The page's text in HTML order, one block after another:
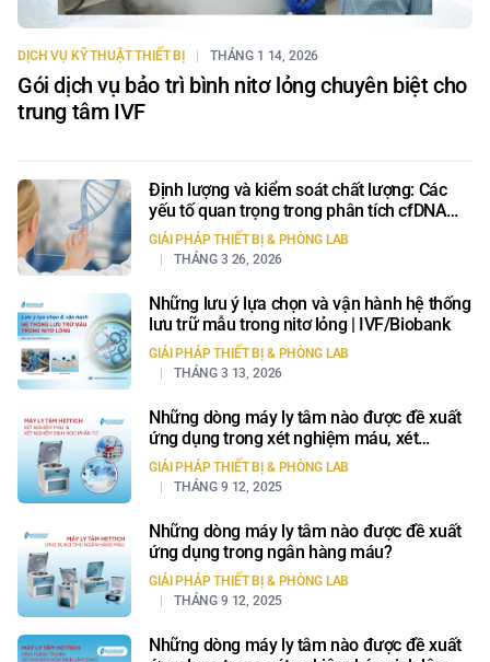
DỊCH VỤ KỸ THUẬT THIẾT BỊ THÁNG 1 14, 2026
Gói dịch vụ bảo trì bình nitơ lỏng chuyên biệt cho
trung tâm IVF
Định lượng và kiểm soát chất lượng: Các
yếu tố quan trọng trong phân tích cfDNA
cho ứng dụng NGS
GIẢI PHÁP THIẾT BỊ & PHÒNG LAB
THÁNG 3 26, 2026
Những lưu ý lựa chọn và vận hành hệ thống
lưu trữ mẫu trong nitơ lỏng | IVF/Biobank
GIẢI PHÁP THIẾT BỊ & PHÒNG LAB
THÁNG 3 13, 2026
Những dòng máy ly tâm nào được đề xuất
ứng dụng trong xét nghiệm máu, xét
nghiệm sinh học phân tử?
GIẢI PHÁP THIẾT BỊ & PHÒNG LAB
THÁNG 9 12, 2025
Những dòng máy ly tâm nào được đề xuất
ứng dụng trong ngân hàng máu?
GIẢI PHÁP THIẾT BỊ & PHÒNG LAB
THÁNG 9 12, 2025
Những dòng máy ly tâm nào được đề xuất